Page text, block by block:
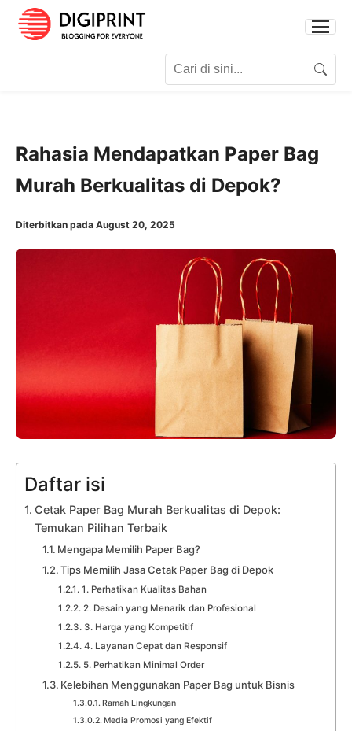
Search
Rahasia Mendapatkan Paper Bag
Murah Berkualitas di Depok?
Diterbitkan pada August 20, 2025
Daftar isi
Cetak Paper Bag Murah Berkualitas di Depok:
Temukan Pilihan Terbaik
Mengapa Memilih Paper Bag?
Tips Memilih Jasa Cetak Paper Bag di Depok
1. Perhatikan Kualitas Bahan
2. Desain yang Menarik dan Profesional
3. Harga yang Kompetitif
4. Layanan Cepat dan Responsif
5. Perhatikan Minimal Order
Kelebihan Menggunakan Paper Bag untuk Bisnis
Ramah Lingkungan
Media Promosi yang Efektif